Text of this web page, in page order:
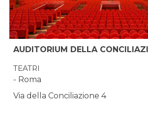
AUDITORIUM DELLA
TEATRI
- Roma
Via della Conciliazione 4